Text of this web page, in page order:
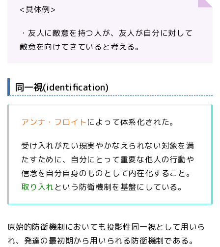
<具体例>
・友人に敵意を持つ人が、友人が自分に対して
敵意を向けてきていると考える。
同一視(identification)
アンナ・フロイトによって体系化された。
受け入れがたい現実やかなえられない対象を満
たすために、自分にとって重要な他人の行動や
信念を自分自身のものとして内在化すること。
取り入れという防衛機制を基盤にしている。
原始的防衛機制においても投影性同一視として用いら
れ、発達の最初期から用いられる防衛機制である。